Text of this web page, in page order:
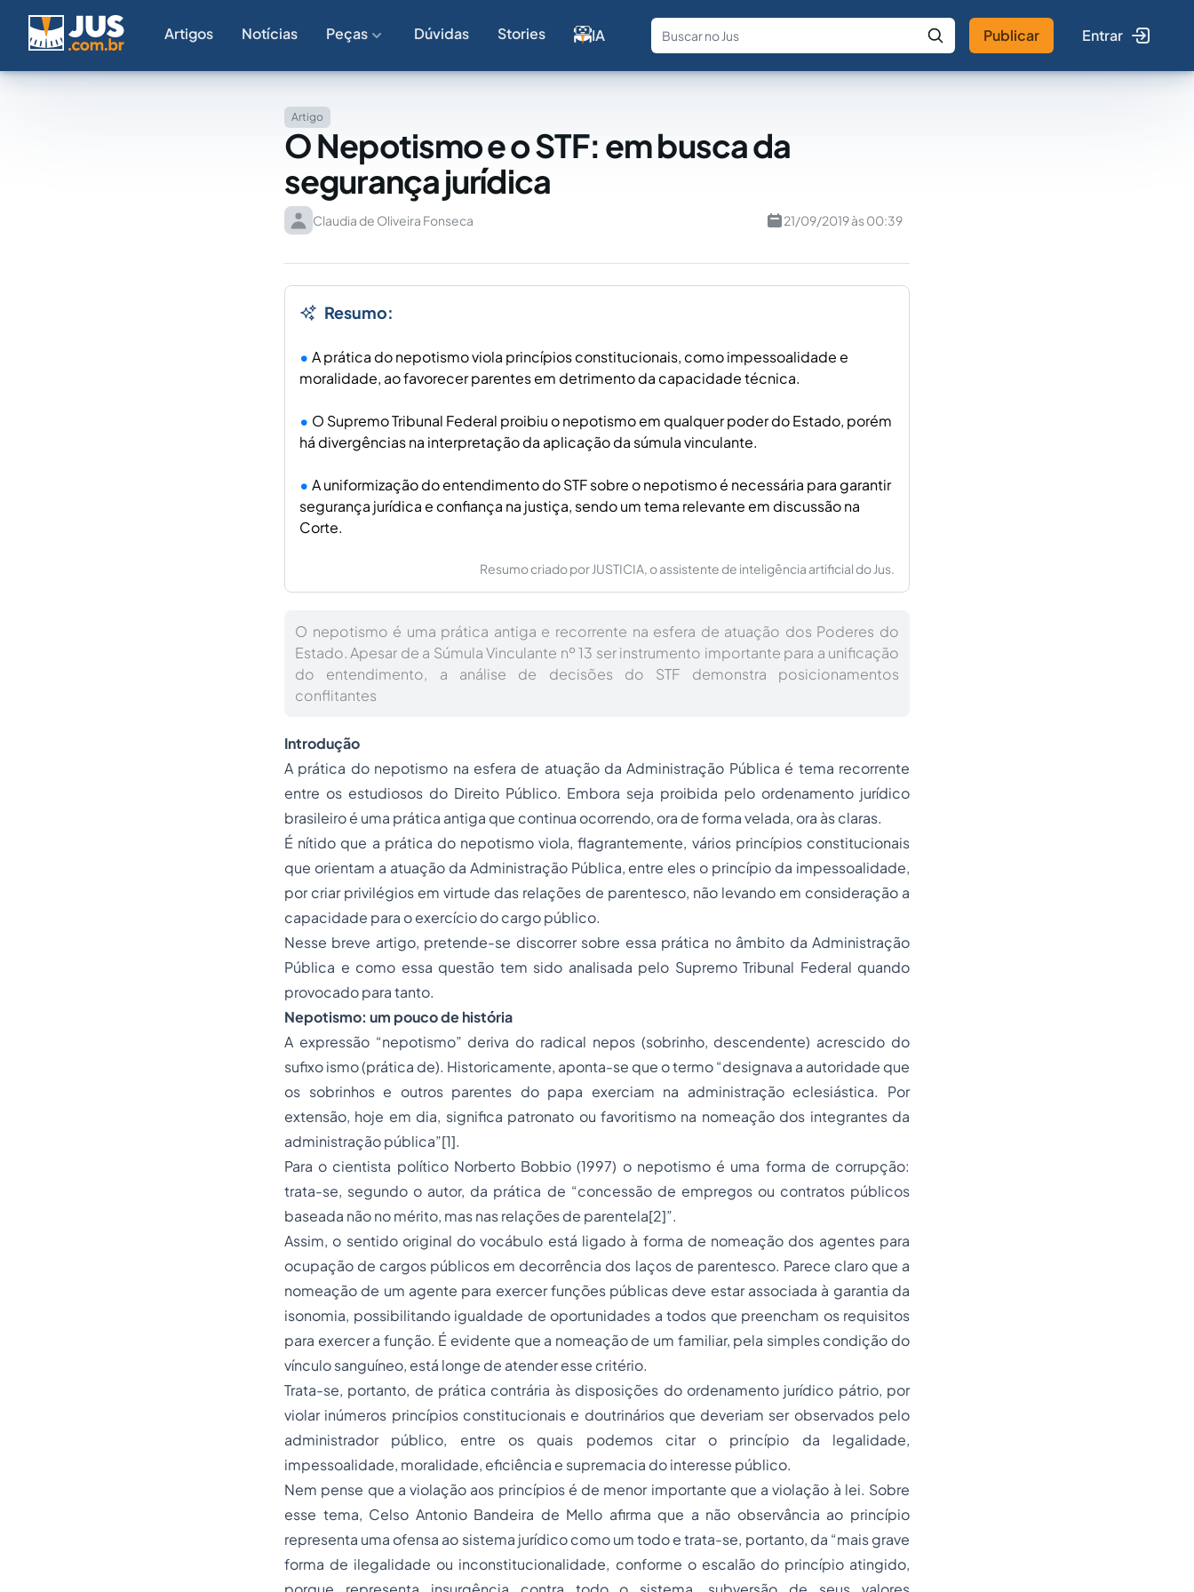
Artigos Notícias Peças Dúvidas Stories IA
Fale com a IA Buscar no Jus
Publicar Entrar
Artigo
O Nepotismo e o STF: em busca da
segurança jurídica
Claudia de Oliveira Fonseca 21/09/2019 às 00:39
Resumo:
A prática do nepotismo viola princípios constitucionais, como impessoalidade e
moralidade, ao favorecer parentes em detrimento da capacidade técnica.
O Supremo Tribunal Federal proibiu o nepotismo em qualquer poder do Estado, porém
há divergências na interpretação da aplicação da súmula vinculante.
A uniformização do entendimento do STF sobre o nepotismo é necessária para garantir
segurança jurídica e confiança na justiça, sendo um tema relevante em discussão na
Corte.
Resumo criado por JUSTICIA, o assistente de inteligência artificial do Jus.
O nepotismo é uma prática antiga e recorrente na esfera de atuação dos Poderes do
Estado. Apesar de a Súmula Vinculante nº 13 ser instrumento importante para a unificação
do entendimento, a análise de decisões do STF demonstra posicionamentos
conflitantes
Introdução
A prática do nepotismo na esfera de atuação da Administração Pública é tema recorrente
entre os estudiosos do Direito Público. Embora seja proibida pelo ordenamento jurídico
brasileiro é uma prática antiga que continua ocorrendo, ora de forma velada, ora às claras.
É nítido que a prática do nepotismo viola, flagrantemente, vários princípios constitucionais
que orientam a atuação da Administração Pública, entre eles o princípio da impessoalidade,
por criar privilégios em virtude das relações de parentesco, não levando em consideração a
capacidade para o exercício do cargo público.
Nesse breve artigo, pretende-se discorrer sobre essa prática no âmbito da Administração
Pública e como essa questão tem sido analisada pelo Supremo Tribunal Federal quando
provocado para tanto.
Nepotismo: um pouco de história
A expressão “nepotismo” deriva do radical nepos(sobrinho, descendente) acrescido do
sufixoismo(prática de). Historicamente, aponta-se que o termo “designava a autoridade que
os sobrinhos e outros parentes do papa exerciam na administração eclesiástica. Por
extensão, hoje em dia, significa patronato ou favoritismo na nomeação dos integrantes da
administração pública”[1].
Para o cientista político Norberto Bobbio (1997) o nepotismo é uma forma de corrupção:
trata-se, segundo o autor, da prática de “concessão de empregos ou contratos públicos
baseada não no mérito, mas nas relações de parentela[2]”.
Assim, o sentido original do vocábulo está ligado à forma de nomeação dos agentes para
ocupação de cargos públicos em decorrência dos laços de parentesco. Parece claro que a
nomeação de um agente para exercer funções públicas deve estar associada à garantia da
isonomia, possibilitando igualdade de oportunidades a todos que preencham os requisitos
para exercer a função. É evidente que a nomeação de um familiar, pela simples condição do
vínculo sanguíneo, está longe de atender esse critério.
Trata-se, portanto, de prática contrária às disposições do ordenamento jurídico pátrio, por
violar inúmeros princípios constitucionais e doutrinários que deveriam ser observados pelo
administrador público, entre os quais podemos citar o princípio da legalidade,
impessoalidade, moralidade, eficiência e supremacia do interesse público.
Nem pense que a violação aos princípios é de menor importante que a violação à lei. Sobre
esse tema, Celso Antonio Bandeira de Mello afirma que a não observância ao princípio
representa uma ofensa ao sistema jurídico como um todo e trata-se, portanto, da “mais grave
forma de ilegalidade ou inconstitucionalidade, conforme o escalão do princípio atingido,